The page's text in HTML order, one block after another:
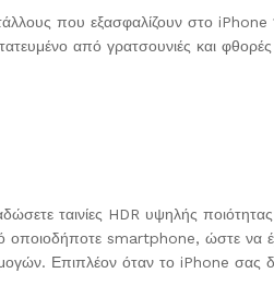
που εξασφαλίζουν στο iPhone
από γρατσουνιές και
ταινίες HDR υψηλής
οποιοδήποτε smartphone, ώστε να
Επιπλέον όταν το iPhone σας